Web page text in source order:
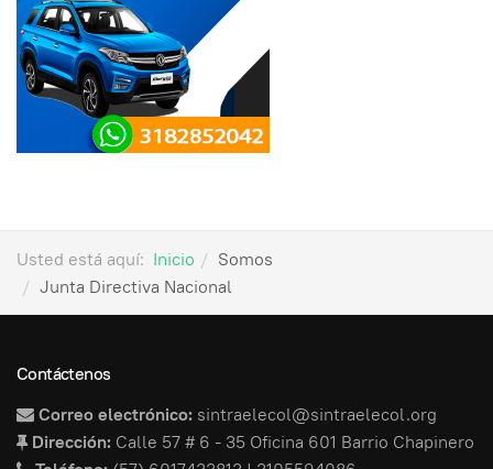
Usted está aquí: Inicio
Somos
Junta Directiva Nacional
Contáctenos
Correo electrónico: sintraelecol@sintraelecol.org
Dirección: Calle 57 # 6 - 35 Oficina 601 Barrio Chapinero